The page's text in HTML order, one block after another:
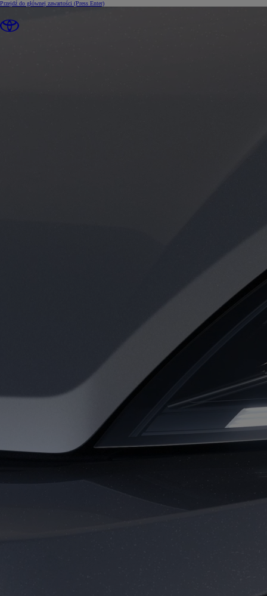
Przejdź do głównej zawartości (Press Enter)